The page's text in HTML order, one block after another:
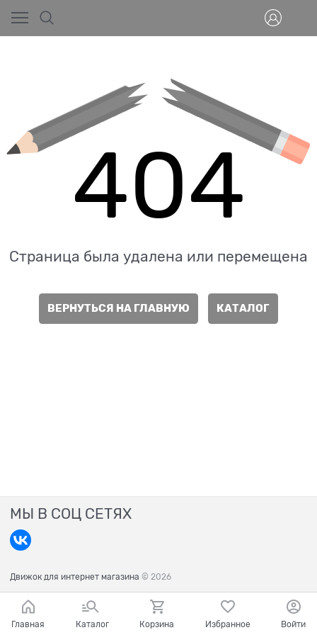
404
Страница была удалена или перемещена
ВЕРНУТЬСЯ НА ГЛАВНУЮ КАТАЛОГ
МЫ В СОЦ СЕТЯХ
Движок для интернет магазина © 2026
Главная Каталог Корзина Избранное Войти